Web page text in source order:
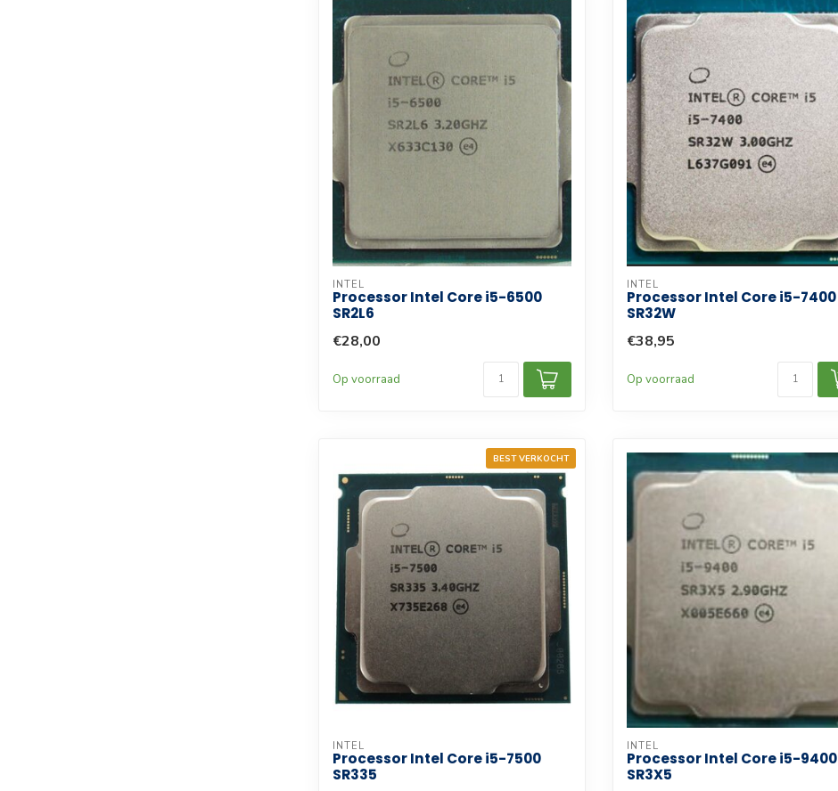
INTEL
Processor Intel Core i5-6500
SR2L6
€28,00
Op voorraad
INTEL
Processor Intel Core i5-7400
SR32W
€38,95
Op voorraad
BEST VERKOCHT
INTEL
Processor Intel Core i5-7500
SR335
INTEL
Processor Intel Core i5-9400
SR3X5